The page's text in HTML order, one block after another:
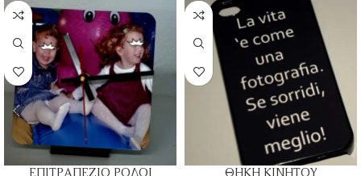
ΕΠΙΤΡΑΠΕΖΙΟ ΡΟΛΟΙ ΘΗΚΗ ΚΙΝΗΤΟΥ